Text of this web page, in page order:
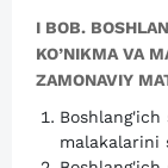
I BOB.
KO’NIKMA VA
ZAMONAVIY